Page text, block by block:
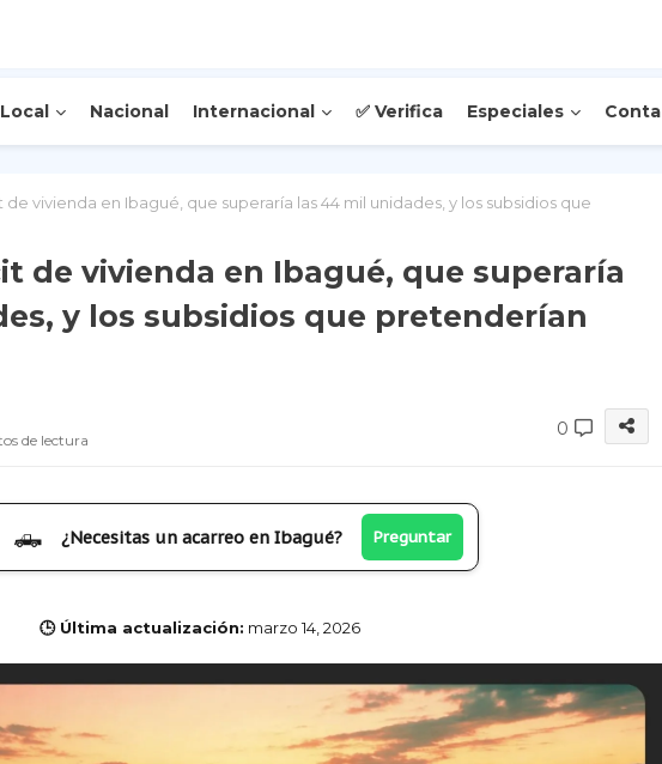
Local Nacional Internacional ✅ Verifica Especiales
vivienda en Ibagué, que superaría las 44 mil unidades, y los subsidios que
de vivienda en Ibagué, que superaría
y los subsidios que pretenderían
de lectura
0
🛻 ¿Necesitas un acarreo en Ibagué? Preguntar
🕒 Última actualización: marzo 14, 2026